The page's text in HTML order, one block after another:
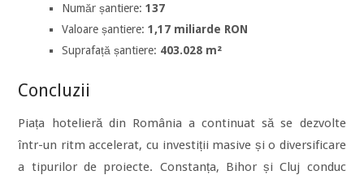
Număr șantiere: 137
Valoare șantiere: 1,17 miliarde RON
Suprafață șantiere: 403.028 m²
Concluzii
Piața hotelieră din România a continuat să se dezvolte
într-un ritm accelerat, cu investiții masive și o diversificare
a tipurilor de proiecte. Constanța, Bihor și Cluj conduc